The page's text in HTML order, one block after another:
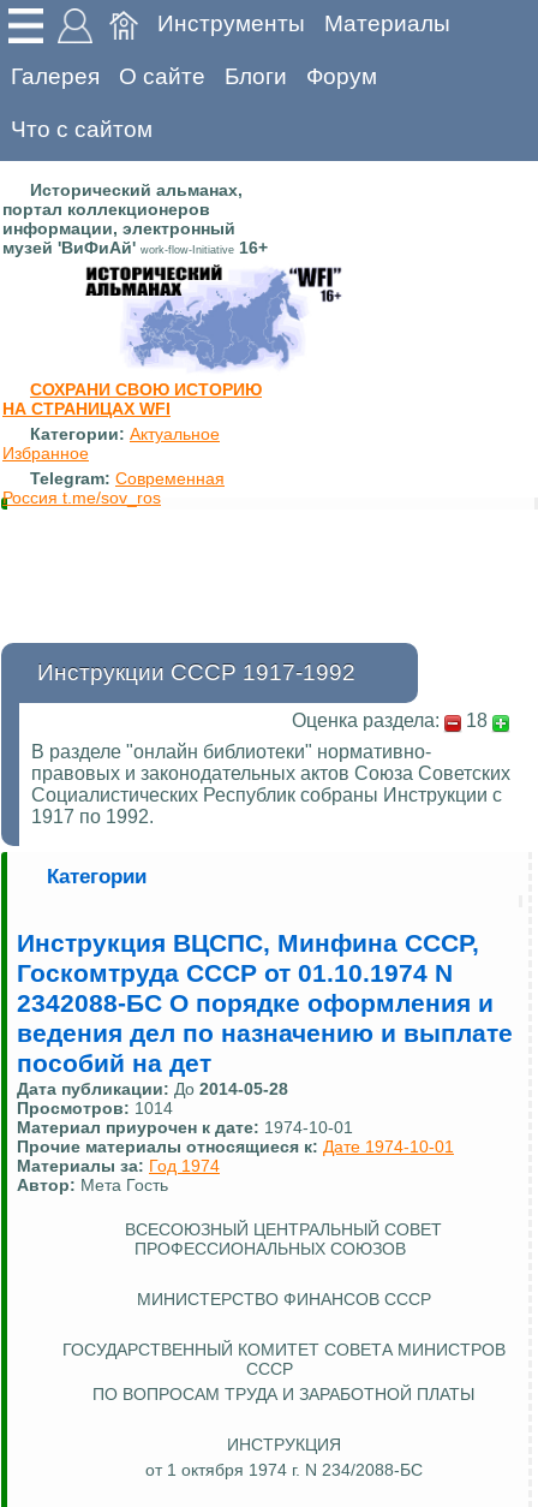
Инструменты Материалы
Галерея О сайте Блоги Форум
Что с сайтом
Исторический альманах,
портал коллекционеров
информации, электронный
музей 'ВиФиАй' work-flow-Initiative 16+
СОХРАНИ СВОЮ ИСТОРИЮ
НА СТРАНИЦАХ WFI
Категории: Актуальное
Избранное
Telegram: Современная
Россия t.me/sov_ros
Инструкции СССР 1917-1992
Оценка раздела:
18
В разделе "онлайн библиотеки" нормативно-
правовых и законодательных актов Союза Советских
Социалистических Республик собраны Инструкции с
1917 по 1992.
Категории
Инструкция ВЦСПС, Минфина СССР,
Госкомтруда СССР от 01.10.1974 N
2342088-БС О порядке оформления и
ведения дел по назначению и выплате
пособий на дет
Дата публикации: До 2014-05-28
Просмотров: 1014
Материал приурочен к дате: 1974-10-01
Прочие материалы относящиеся к: Дате 1974-10-01
Материалы за: Год 1974
Автор: Мета Гость
ВСЕСОЮЗНЫЙ ЦЕНТРАЛЬНЫЙ СОВЕТ
ПРОФЕССИОНАЛЬНЫХ СОЮЗОВ
МИНИСТЕРСТВО ФИНАНСОВ СССР
ГОСУДАРСТВЕННЫЙ КОМИТЕТ СОВЕТА МИНИСТРОВ
СССР
ПО ВОПРОСАМ ТРУДА И ЗАРАБОТНОЙ ПЛАТЫ
ИНСТРУКЦИЯ
от 1 октября 1974 г. N 234/2088-БС